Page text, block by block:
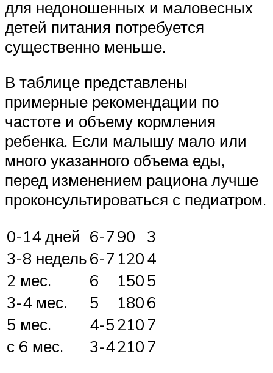
для недоношенных и маловесных
детей питания потребуется
существенно меньше.
В таблице представлены
примерные рекомендации по
частоте и объему кормления
ребенка. Если малышу мало или
много указанного объема еды,
перед изменением рациона лучше
проконсультироваться с педиатром.
0-14 дней 6-790
3
3-8 недель6-7 1204
2 мес.
6 1505
3-4 мес.
5 1806
5 мес.
4-5210 7
с 6 мес.
3-4210 7